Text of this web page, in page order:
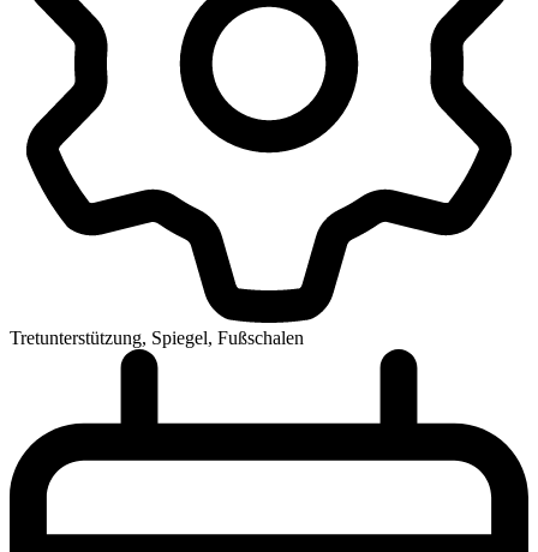
Tretunterstützung, Spiegel, Fußschalen